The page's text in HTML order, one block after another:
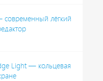
лёгкий
Light — кольцевая